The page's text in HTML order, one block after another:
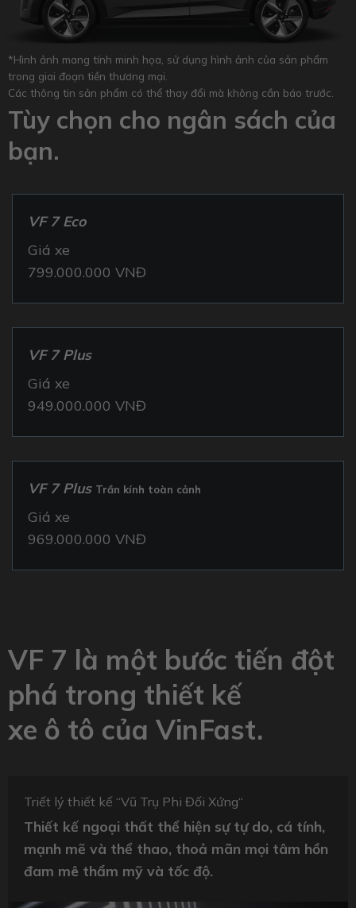
*Hình ảnh mang tính minh họa, sử dụng hình ảnh của sản phẩm
trong giai đoạn tiền thương mại.
Các thông tin sản phẩm có thể thay đổi mà không cần báo trước.
Tùy chọn cho ngân sách của
bạn.
VF 7 Eco
Giá xe
799.000.000 VNĐ
VF 7 Plus
Giá xe
949.000.000 VNĐ
VF 7 Plus Trần kính toàn cảnh
Giá xe
969.000.000 VNĐ
VF 7 là một bước tiến đột
phá trong thiết kế
xe ô tô của VinFast.
Triết lý thiết kế “Vũ Trụ Phi Đối Xứng“
Thiết kế ngoại thất thể hiện sự tự do, cá tính,
mạnh mẽ và thể thao, thoả mãn mọi tâm hồn
đam mê thẩm mỹ và tốc độ.